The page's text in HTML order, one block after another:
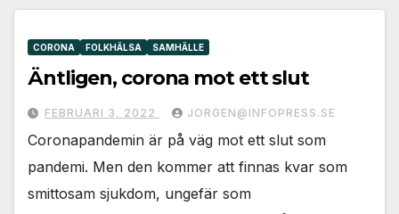
CORONA FOLKHÄLSA SAMHÄLLE
Äntligen, corona mot ett slut
FEBRUARI 3, 2022 JORGEN@INFOPRESS.SE
Coronapandemin är på väg mot ett slut som
pandemi. Men den kommer att finnas kvar som
smittosam sjukdom, ungefär som